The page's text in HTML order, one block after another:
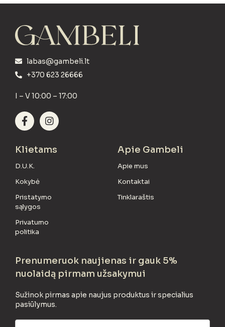
labas@gambeli.lt
+370 623 26666
I – V 10:00 – 17:00
Klietams
D.U.K.
Kokybė
Pristatymo
sąlygos
Privatumo
politika
Apie Gambeli
Apie mus
Kontaktai
Tinklaraštis
Prenumeruok naujienas ir gauk 5%
nuolaidą pirmam užsakymui
Sužinok pirmas apie naujus produktus ir specialius
pasiūlymus.